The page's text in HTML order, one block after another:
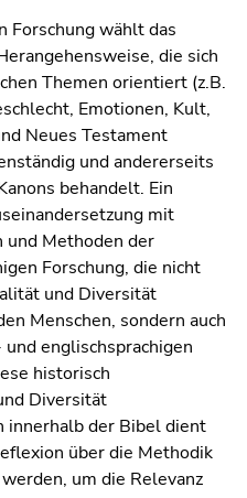
Forschung wählt das
die sich
Themen orientiert (z.B.
Emotionen, Kult,
Neues Testament
und andererseits
behandelt. Ein
mit
und Methoden der
Forschung, die nicht
und Diversität
Menschen, sondern auch
englischsprachigen
historisch
Diversität
innerhalb der Bibel dient
über die Methodik
um die Relevanz